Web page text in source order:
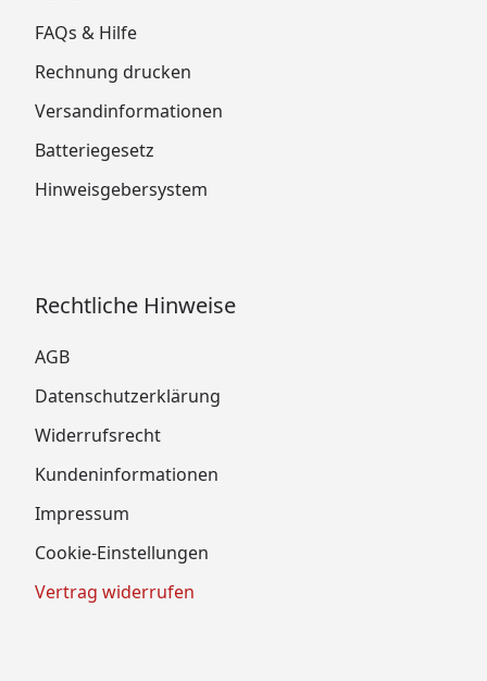
FAQs & Hilfe
Rechnung drucken
Versandinformationen
Batteriegesetz
Hinweisgebersystem
Rechtliche Hinweise
AGB
Datenschutzerklärung
Widerrufsrecht
Kundeninformationen
Impressum
Cookie-Einstellungen
Vertrag widerrufen